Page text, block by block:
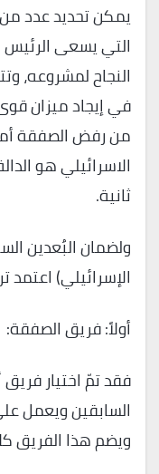
يمكن تحديد عدد
التي يسعى الرئيس
النجاح لمشروعه،
في إيجاد ميزان
من رفض الصفقة
الاسرائيلي هو
ثانية.
ولضمان البُعدين
الإسرائيلي)
أولاً: فريق الصفقة:
فقد تمّ اختيار
السابقين ويعمل
ويضم هذا الفريق